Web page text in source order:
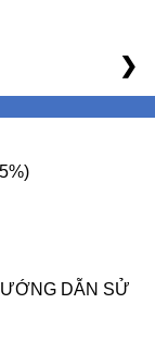
❯
DẪN SỬ